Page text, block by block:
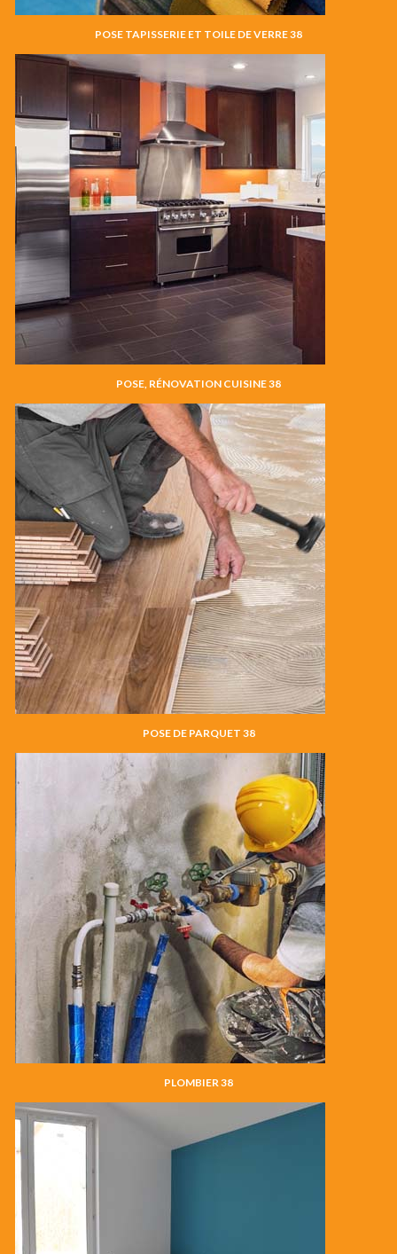
POSE TAPISSERIE ET TOILE DE VERRE 38
POSE, RÉNOVATION CUISINE 38
POSE DE PARQUET 38
PLOMBIER 38